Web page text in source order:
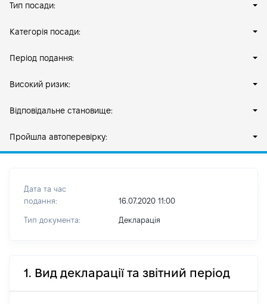
Тип посади:
Категорія посади:
Період подання:
Високий ризик:
Відповідальне становище:
Пройшла автоперевірку:
Дата та час
подання:
16.07.2020 11:00
Тип документа: Декларація
1. Вид декларації та звітний період